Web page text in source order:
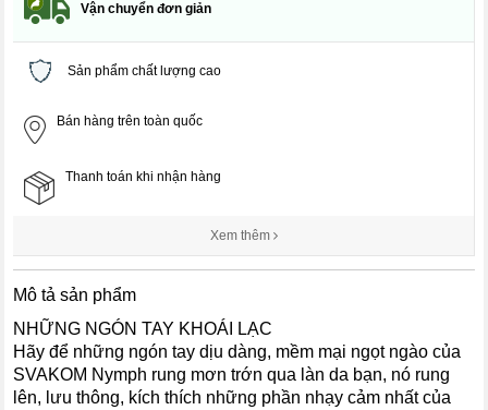
Vận chuyển đơn giản
Sản phẩm chất lượng cao
Bán hàng trên toàn quốc
Thanh toán khi nhận hàng
Xem thêm
Mô tả sản phẩm
NHỮNG NGÓN TAY KHOÁI LẠC
Hãy để những ngón tay dịu dàng, mềm mại ngọt ngào của
SVAKOM Nymph rung mơn trớn qua làn da bạn, nó rung
lên, lưu thông, kích thích những phần nhạy cảm nhất của